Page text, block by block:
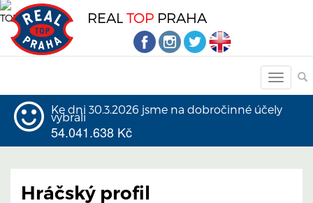
REAL TOP PRAHA
Ke dni 30.3.2026 jsme na dobročinné účely
vybrali
54.041.638 Kč
Hráčský profil